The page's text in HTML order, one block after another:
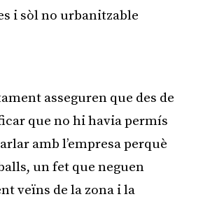
i sòl no urbanitzable
asseguren que des de
que no hi havia permís
amb l’empresa perquè
un fet que neguen
veïns de la zona i la